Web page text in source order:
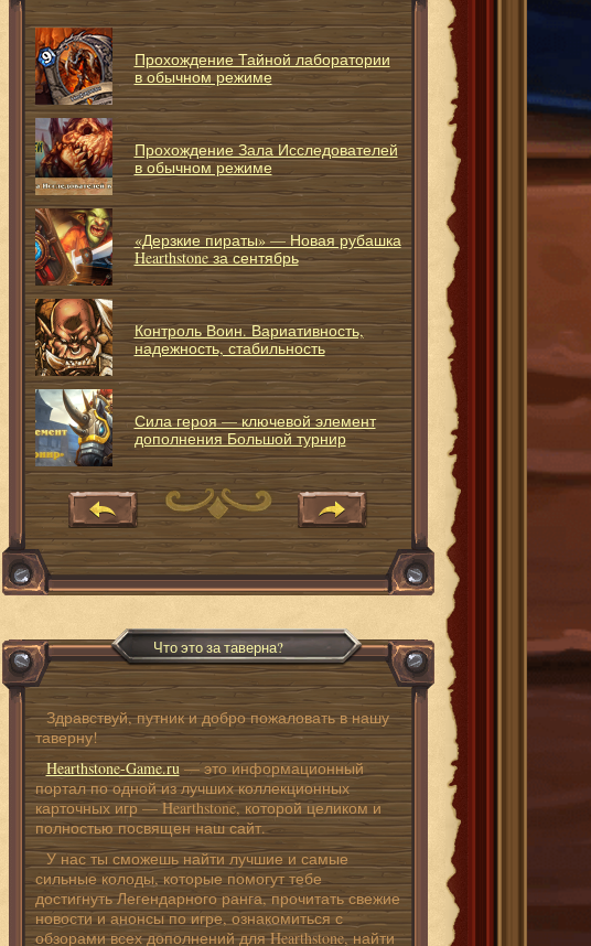
Прохождение Тайной лаборатории
в обычном режиме
Прохождение Зала Исследователей
в обычном режиме
«Дерзкие пираты» — Новая рубашка
Hearthstone за сентябрь
Контроль Воин. Вариативность,
надежность, стабильность
Сила героя — ключевой элемент
дополнения Большой турнир
Что это за таверна?
Здравствуй, путник и добро пожаловать в нашу
таверну!
Hearthstone-Game.ru— это информационный
портал по одной из лучших коллекционных
карточных игр — Hearthstone, которой целиком и
полностью посвящен наш сайт.
У нас ты сможешь найти лучшие и самые
сильные колоды, которые помогут тебе
достигнуть Легендарного ранга, прочитать свежие
новости и анонсы по игре, ознакомиться с
обзорами всех дополнений для Hearthstone, найти